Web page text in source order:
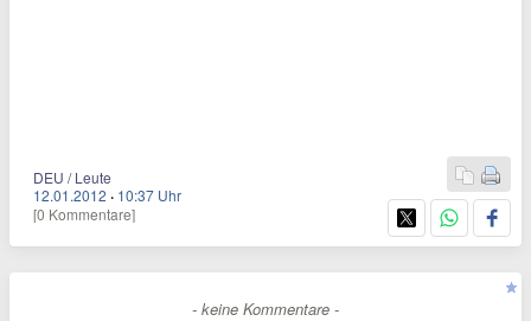
DEU / Leute
12.01.2012 · 10:37 Uhr
[0 Kommentare]
- keine Kommentare -